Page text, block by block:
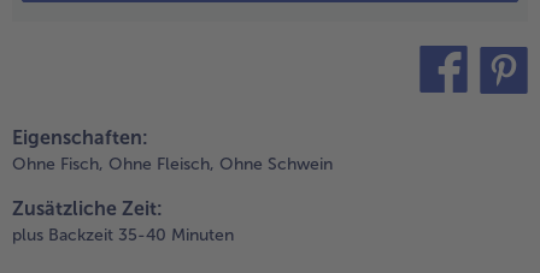
in
ohne
Eigenschaften:
Ohne Fisch, Ohne Fleisch, Ohne Schwein
Zusätzliche Zeit:
plus Backzeit 35-40 Minuten